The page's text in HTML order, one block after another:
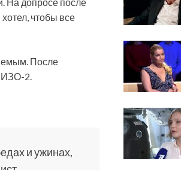
На допросе после
чтобы все
После
2.
и ужинах,